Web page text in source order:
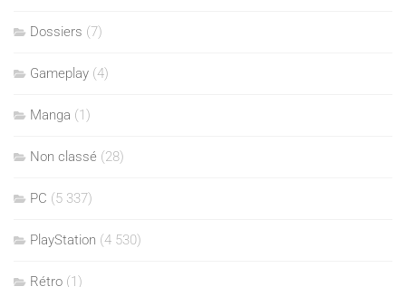
Dossiers (7)
Gameplay (4)
Manga (1)
Non classé (28)
PC (5 337)
PlayStation (4 530)
Rétro (1)